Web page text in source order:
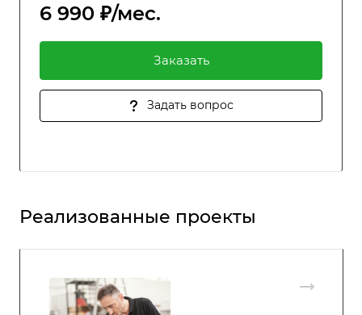
6 990 ₽/мес.
Заказать
Задать вопрос
Реализованные проекты